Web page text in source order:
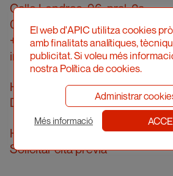
Calle Londres, 96, pral. 2a
08036 Barcelona
+34 934 161 474
info@apic.cat
Horario de atención telefónica
De lunes a viernes de 10 a 14 h
Horario de atención presencial
Solicitar cita previa
El web d'APIC utilitza cookies
amb finalitats analítiques,
publicitat. Si voleu més
nostra Política de cookies.
Administrar
Més informació